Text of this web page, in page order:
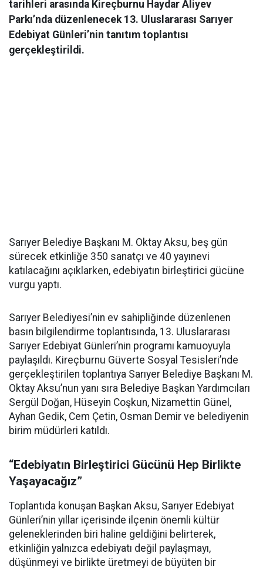
tarihleri arasında Kireçburnu Haydar Aliyev
Parkı’nda düzenlenecek 13. Uluslararası Sarıyer
Edebiyat Günleri’nin tanıtım toplantısı
gerçekleştirildi.
Sarıyer Belediye Başkanı M. Oktay Aksu, beş gün
sürecek etkinliğe 350 sanatçı ve 40 yayınevi
katılacağını açıklarken, edebiyatın birleştirici gücüne
vurgu yaptı.
Sarıyer Belediyesi’nin ev sahipliğinde düzenlenen
basın bilgilendirme toplantısında, 13. Uluslararası
Sarıyer Edebiyat Günleri’nin programı kamuoyuyla
paylaşıldı. Kireçburnu Güverte Sosyal Tesisleri’nde
gerçekleştirilen toplantıya Sarıyer Belediye Başkanı M.
Oktay Aksu’nun yanı sıra Belediye Başkan Yardımcıları
Sergül Doğan, Hüseyin Coşkun, Nizamettin Günel,
Ayhan Gedik, Cem Çetin, Osman Demir ve belediyenin
birim müdürleri katıldı.
“Edebiyatın Birleştirici Gücünü Hep Birlikte
Yaşayacağız”
Toplantıda konuşan Başkan Aksu, Sarıyer Edebiyat
Günleri’nin yıllar içerisinde ilçenin önemli kültür
geleneklerinden biri haline geldiğini belirterek,
etkinliğin yalnızca edebiyatı değil paylaşmayı,
düşünmeyi ve birlikte üretmeyi de büyüten bir